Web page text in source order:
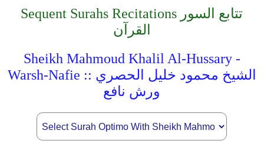
Sequent Surahs Recitations تتابع السور
القرآن
Sheikh Mahmoud Khalil Al-Hussary -
Warsh-Nafie :: الشيخ محمود خليل الحصري
ورش نافع